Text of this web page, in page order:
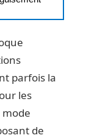
parfois la
les
mode
de